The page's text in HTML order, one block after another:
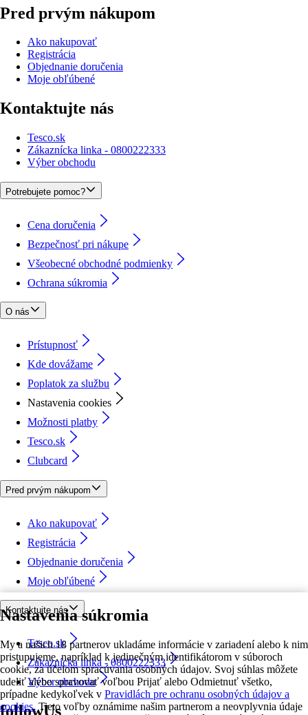
Nastavenia súkromia
My a našich 18 partnerov ukladáme informácie v zariadení alebo k nim
pristupujeme, napríklad k jedinečným identifikátorom v súboroch
cookie, za účelom spracúvania osobných údajov. Svoj súhlas môžete
udeliť alebo spravovať voľbou Prijať alebo Odmietnuť všetko,
prípadne kedykoľvek v Pravidlách pre ochranu osobných údajov a
cookies. Tieto voľby oznámime našim partnerom a neovplyvnia údaje
Pred prvým nákupom
Ako nakupovať
Registrácia
Objednanie doručenia
Moje obľúbené
Kontaktujte nás
Tesco.sk
Zákaznícka linka - 0800222333
Výber obchodu
Potrebujete pomoc?
Cena doručenia
Bezpečnosť pri nákupe
Všeobecné obchodné podmienky
Ochrana súkromia
O nás
Prístupnosť
Kde dovážame
Poplatok za službu
Nastavenia cookies
Možnosti platby
Tesco.sk
Clubcard
Pred prvým nákupom
Ako nakupovať
Registrácia
Objednanie doručenia
Moje obľúbené
Kontaktujte nás
Tesco.sk
Zákaznícka linka - 0800222333
Výber obchodu
followUs